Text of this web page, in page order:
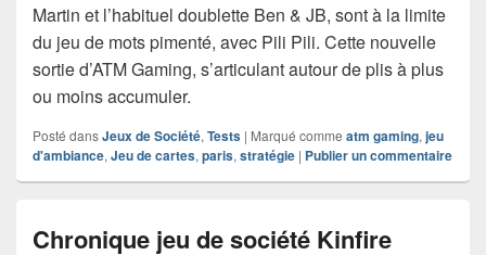
Martin et l’habituel doublette Ben & JB, sont à la limite
du jeu de mots pimenté, avec Pili Pili. Cette nouvelle
sortie d’ATM Gaming, s’articulant autour de plis à plus
ou moins accumuler.
Posté dansJeux de Société, Tests | Marqué comme atm gaming, jeu
d'ambiance, Jeu de cartes, paris, stratégie | Publier un commentaire
Chronique jeu de société Kinfire